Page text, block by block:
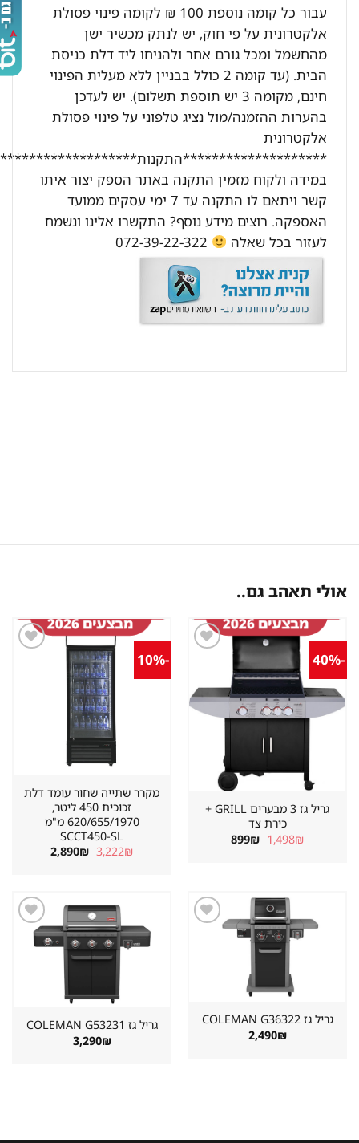
עבור כל קומה נוספת 100 ₪ לקומה פינוי פסולת
אלקטרונית על פי חוק, יש לנתק מכשיר ישן
מהחשמל ומכל גורם אחר ולהניחו ליד דלת כניסת
הבית. (עד קומה 2 כולל בבניין ללא מעלית הפינוי
חינם, מקומה 3 יש תוספת תשלום). יש לעדכן
בהערות ההזמנה/מול נציג טלפוני על פינוי פסולת
אלקטרונית
********************התקנות********************:
במידה ולקוח מזמין התקנה באתר הספק יצור איתו
קשר ויתאם לו התקנה עד 7 ימי עסקים ממועד
האספקה. רוצים מידע נוסף? התקשרו אלינו ונשמח
לעזור בכל שאלה
072-39-22-322
אולי תאהב גם..
במועדפים
גריל גז 3 מבערים GRILL +
כירת צד
1,498 המחיר
המקורי
899 ₪ המחיר
הנוכחי
מקרר שתייה שחור עומד דלת
זכוכית 450 ליטר,
620/655/1970 מ"מ
SCCT450-SL
3,222 המחיר
2,890 ₪ המחיר
הנוכחי
גריל גז ⁦COLEMAN G36322⁩
2,490
שמור
מוצר
גריל גז ⁦COLEMAN G53231⁩
3,290